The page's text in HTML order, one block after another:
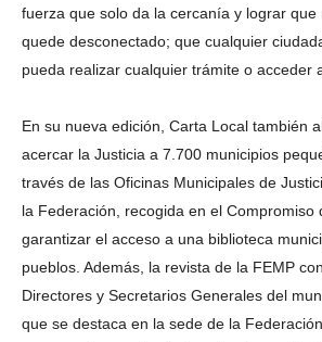
fuerza que solo da la cercanía y lograr que
quede desconectado; que cualquier
pueda realizar cualquier trámite o acceder
En su nueva edición, Carta Local también
acercar la Justicia a 7.700 municipios
través de las Oficinas Municipales de
la Federación, recogida en el Compromiso
garantizar el acceso a una biblioteca
pueblos. Además, la revista de la FEMP
Directores y Secretarios Generales del
que se destaca en la sede de la